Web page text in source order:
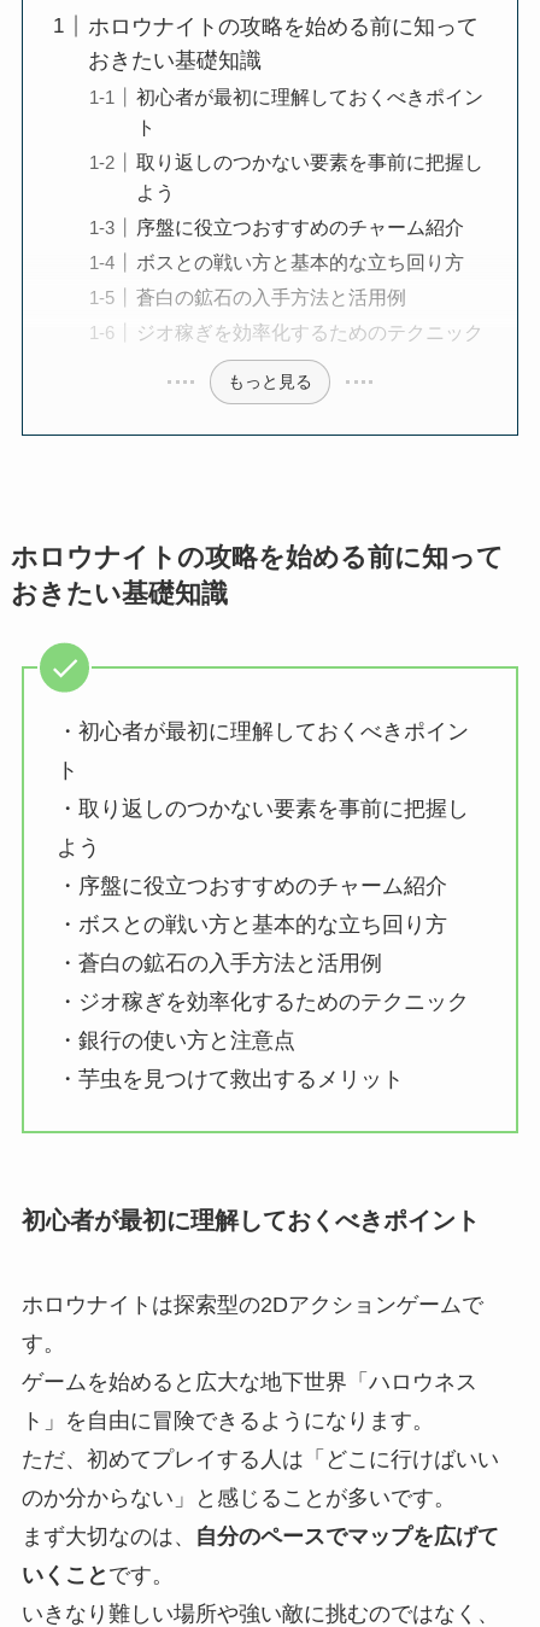
ホロウナイトの攻略を始める前に知って
おきたい基礎知識
初心者が最初に理解しておくべきポイン
ト
取り返しのつかない要素を事前に把握し
よう
序盤に役立つおすすめのチャーム紹介
ボスとの戦い方と基本的な立ち回り方
蒼白の鉱石の入手方法と活用例
ジオ稼ぎを効率化するためのテクニック
もっと見る
ホロウナイトの攻略を始める前に知って
おきたい基礎知識
・初心者が最初に理解しておくべきポイン
ト
・取り返しのつかない要素を事前に把握し
よう
・序盤に役立つおすすめのチャーム紹介
・ボスとの戦い方と基本的な立ち回り方
・蒼白の鉱石の入手方法と活用例
・ジオ稼ぎを効率化するためのテクニック
・銀行の使い方と注意点
・芋虫を見つけて救出するメリット
初心者が最初に理解しておくべきポイント
ホロウナイトは探索型の2Dアクションゲームで
す。
ゲームを始めると広大な地下世界「ハロウネス
ト」を自由に冒険できるようになります。
ただ、初めてプレイする人は「どこに行けばいい
のか分からない」と感じることが多いです。
まず大切なのは、
自分のペースでマップを広げて
いくこと です。
いきなり難しい場所や強い敵に挑むのではなく、